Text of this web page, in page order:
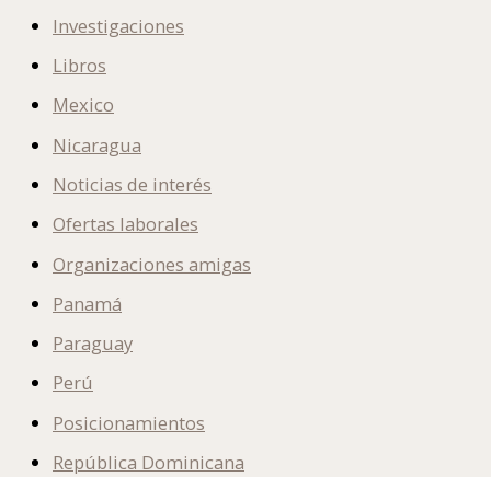
Investigaciones
Libros
Mexico
Nicaragua
Noticias de interés
Ofertas laborales
Organizaciones amigas
Panamá
Paraguay
Perú
Posicionamientos
República Dominicana